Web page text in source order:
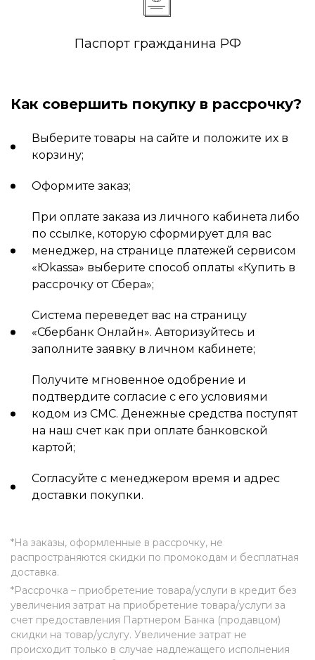
Паспорт гражданина РФ
Как совершить покупку в рассрочку?
Выберите товары на сайте и положите их в
корзину;
Оформите заказ;
При оплате заказа из личного кабинета либо
по ссылке, которую сформирует для вас
менеджер, на странице платежей сервисом
«Юkassa» выберите способ оплаты «Купить в
рассрочку от Сбера»;
Система переведет вас на страницу
«Сбербанк Онлайн». Авторизуйтесь и
заполните заявку в личном кабинете;
Получите мгновенное одобрение и
подтвердите согласие с его условиями
кодом из СМС. Денежные средства поступят
на наш счет как при оплате банковской
картой;
Согласуйте с менеджером время и адрес
доставки покупки.
*На заказы, оформленные в рассрочку, не
распространяются скидки по промокодам и бесплатная
доставка.
*Рассрочка – приобретение товара/услуги в кредит без
увеличения затрат на приобретение товара/услуги за
счет предоставления Партнером Банка (продавцом)
скидки на товар/услугу. Увеличение затрат не
происходит только в случае надлежащего исполнения